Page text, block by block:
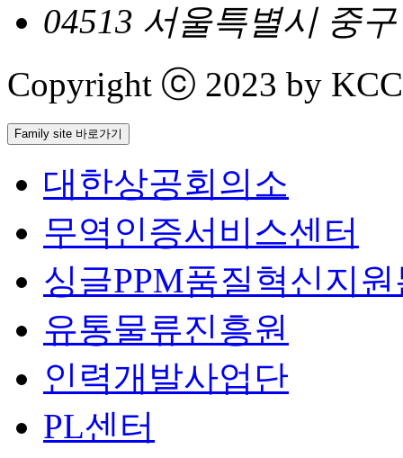
04513 서울특별시 중
Copyright ⓒ 2023 by
Family site 바로가기
대한상공회의소
무역인증서비스센터
싱글PPM품질혁신지
유통물류진흥원
인력개발사업단
PL센터